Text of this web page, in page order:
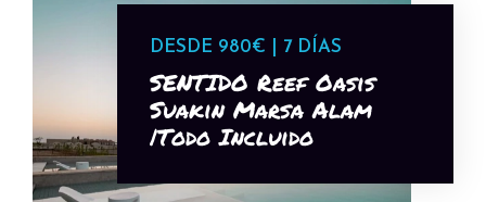
DESDE 980€ | 7 DÍAS
SENTIDO Reef Oasis
Suakin Marsa Alam
|Todo Incluido